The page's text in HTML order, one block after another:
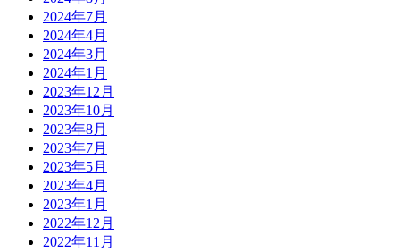
2024年7月
2024年4月
2024年3月
2024年1月
2023年12月
2023年10月
2023年8月
2023年7月
2023年5月
2023年4月
2023年1月
2022年12月
2022年11月